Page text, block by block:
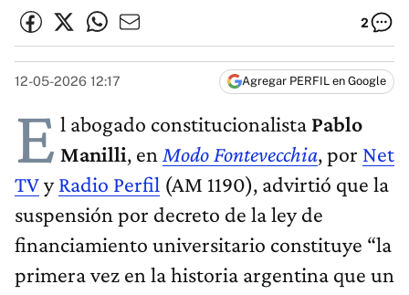
2
12-05-2026 12:17 Agregar PERFIL en Google
E l abogado constitucionalista Pablo
Manilli, en Modo Fontevecchia, por Net
TVyRadio Perfil (AM 1190), advirtió que la
suspensión por decreto de la ley de
financiamiento universitario constituye “la
primera vez en la historia argentina que un